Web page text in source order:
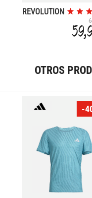
REVOLUTION
OTROS
-